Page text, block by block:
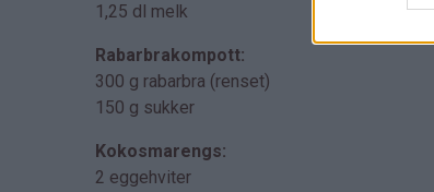
1,25 dl melk
Rabarbrakompott:
300 g rabarbra (renset)
150 g sukker
Kokosmarengs:
2 eggehviter